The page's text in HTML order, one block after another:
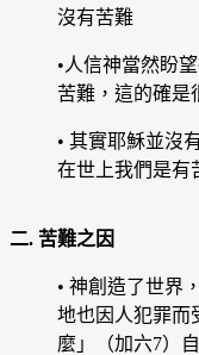
沒有苦難
•人信神當然盼
苦難，這的確是
• 其實耶穌並沒
在世上我們是有
二. 苦難之因
• 神創造了世界
地也因人犯罪而
麼」（加六7）